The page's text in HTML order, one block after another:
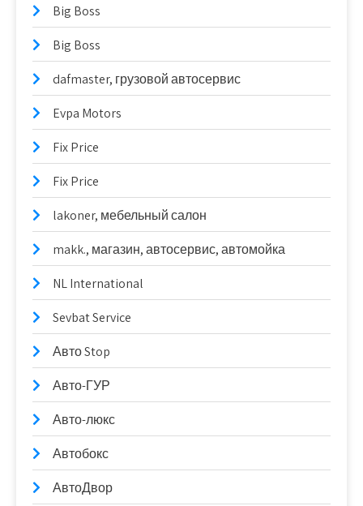
Big Boss
Big Boss
dafmaster, грузовой автосервис
Evpa Motors
Fix Price
Fix Price
lakoner, мебельный салон
makk., магазин, автосервис, автомойка
NL International
Sevbat Service
Авто Stop
Авто-ГУР
Авто-люкс
Автобокс
АвтоДвор